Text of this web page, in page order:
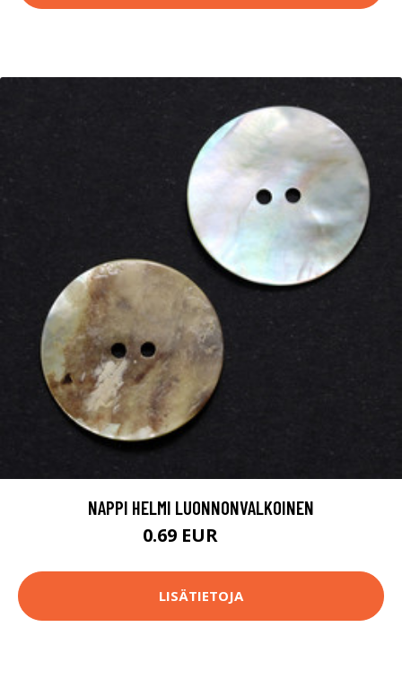
NAPPI HELMI LUONNONVALKOINEN
0.69 EUR
LISÄTIETOJA